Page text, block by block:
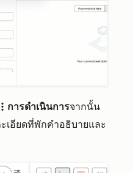
verticalMenuA การดำเนินการจากนั้น
เอียดที่พักคำอธิบายและ